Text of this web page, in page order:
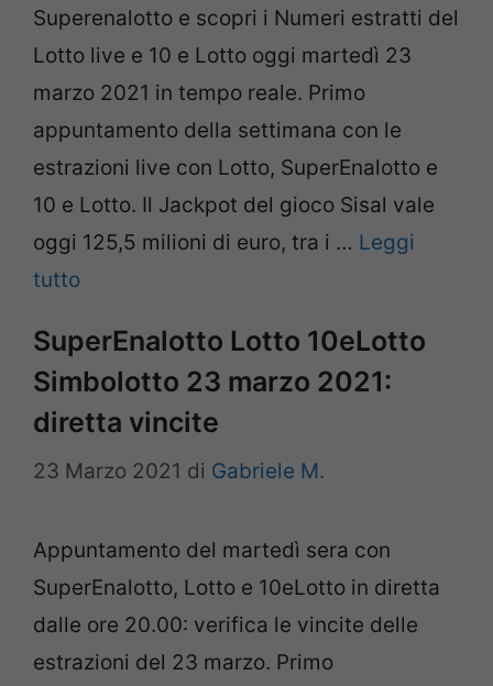
Superenalotto e scopri i Numeri estratti del
Lotto live e 10 e Lotto oggi martedì 23
marzo 2021 in tempo reale. Primo
appuntamento della settimana con le
estrazioni live con Lotto, SuperEnalotto e
10 e Lotto. Il Jackpot del gioco Sisal vale
oggi 125,5 milioni di euro, tra i … Leggi
tutto
SuperEnalotto Lotto 10eLotto
Simbolotto 23 marzo 2021:
diretta vincite
23 Marzo 2021 di Gabriele M.
Appuntamento del martedì sera con
SuperEnalotto, Lotto e 10eLotto in diretta
dalle ore 20.00: verifica le vincite delle
estrazioni del 23 marzo. Primo